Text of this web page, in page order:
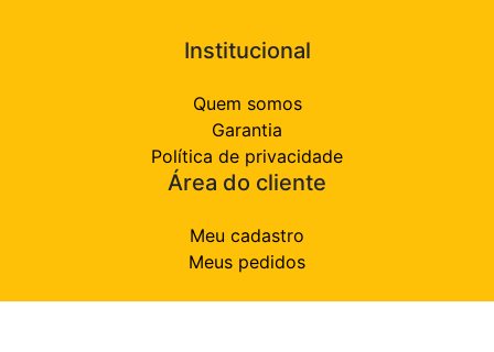
Institucional
Quem somos
Garantia
Política de privacidade
Área do cliente
Meu cadastro
Meus pedidos